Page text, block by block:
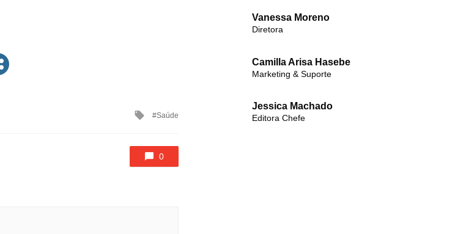
Tagged
Saúde
0
Vanessa Moreno
Diretora
Camilla Arisa Hasebe
Marketing & Suporte
Jessica Machado
Editora Chefe